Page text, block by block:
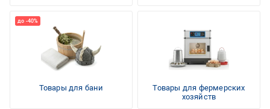
Товары для бани
Товары для фермерских
хозяйств